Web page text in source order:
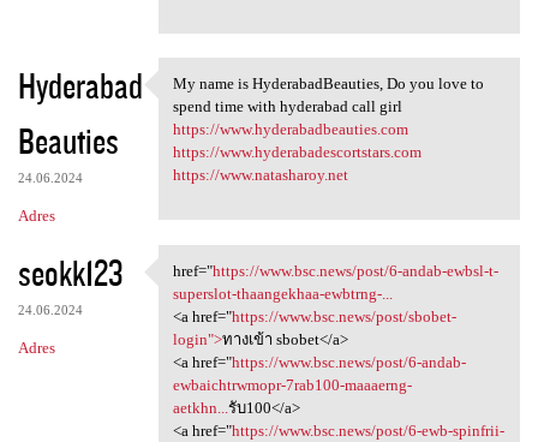
Hyderabad
Beauties
24.06.2024
Adres
My name is HyderabadBeauties,
My name is HyderabadBeauties, Do you love to
spend time with hyderabad call girl
https://www.hyderabadbeauties.com
https://www.hyderabadescortstars.com
https://www.natasharoy.net
seokk123
24.06.2024
Adres
href="https://www.bsc.news
href="https://www.bsc.news/post/6-andab-ewbsl-t-
superslot-thaangekhaa-ewbtrng-...
<a href="https://www.bsc.news/post/sbobet-
login">ทางเข้า sbobet</a>
<a href="https://www.bsc.news/post/6-andab-
ewbaichtrwmopr-7rab100-maaaerng-
aetkhn...รับ100</a>
<a href="https://www.bsc.news/post/6-ewb-spinfrii-